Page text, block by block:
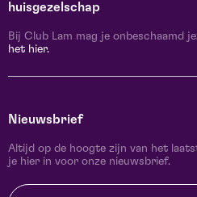
huisgezelschap
Bij Club Lam mag je onbeschaamd
het hier.
Nieuwsbrief
Altijd op de hoogte zijn van het
je hier in voor onze nieuwsbrief.